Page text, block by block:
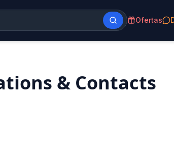
Ofertas
& Contacts